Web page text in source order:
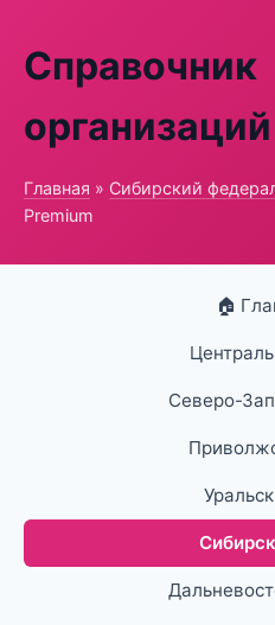
Справочник
организаций
Главная » Сибирский
Premium
🏠
Северо-